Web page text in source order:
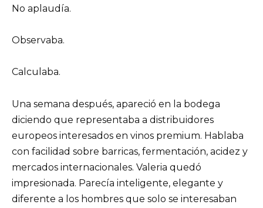
No aplaudía.
Observaba.
Calculaba.
Una semana después, apareció en la bodega
diciendo que representaba a distribuidores
europeos interesados en vinos premium. Hablaba
con facilidad sobre barricas, fermentación, acidez y
mercados internacionales. Valeria quedó
impresionada. Parecía inteligente, elegante y
diferente a los hombres que solo se interesaban